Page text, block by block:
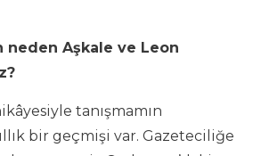
neden Aşkale ve Leon
tanışmamın
bir geçmişi var. Gazeteciliğe